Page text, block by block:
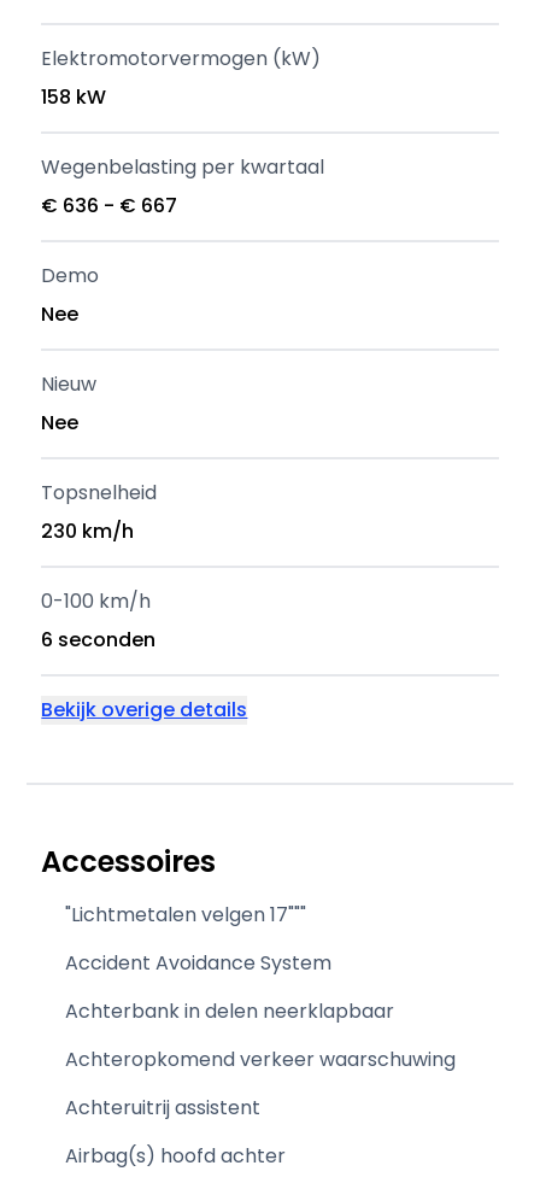
Elektromotorvermogen (kW)
158 kW
Wegenbelasting per kwartaal
€ 636 - € 667
Demo
Nee
Nieuw
Nee
Topsnelheid
230 km/h
0-100 km/h
6 seconden
Bekijk overige details
Accessoires
"Lichtmetalen velgen 17"""
Accident Avoidance System
Achterbank in delen neerklapbaar
Achteropkomend verkeer waarschuwing
Achteruitrij assistent
Airbag(s) hoofd achter